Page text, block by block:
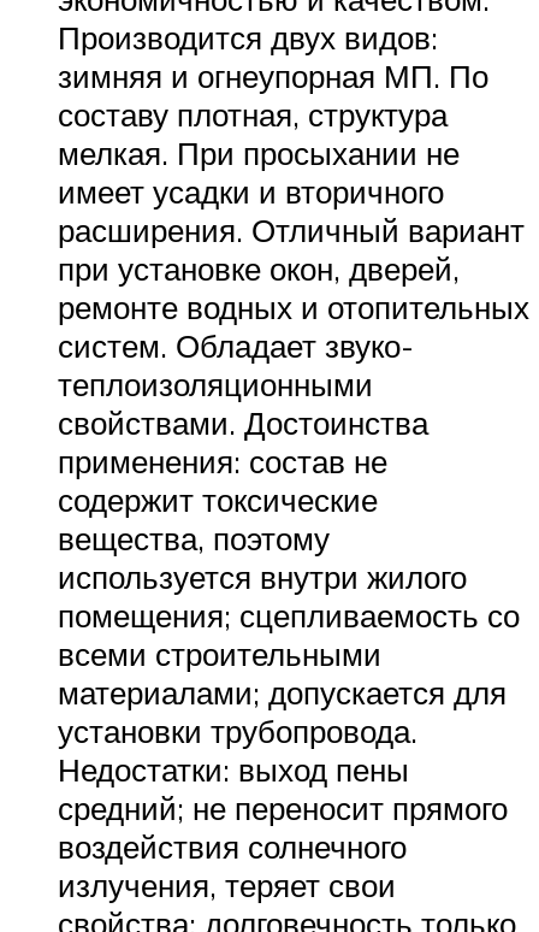
Производится двух видов:
зимняя и огнеупорная МП. По
составу плотная, структура
мелкая. При просыхании не
имеет усадки и вторичного
расширения. Отличный вариант
при установке окон, дверей,
ремонте водных и отопительных
систем. Обладает звуко-
теплоизоляционными
свойствами. Достоинства
применения: состав не
содержит токсические
вещества, поэтому
используется внутри жилого
помещения; сцепливаемость со
всеми строительными
материалами; допускается для
установки трубопровода.
Недостатки: выход пены
средний; не переносит прямого
воздействия солнечного
излучения, теряет свои
свойства; долговечность только